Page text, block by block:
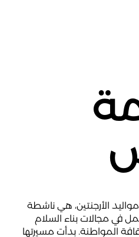
الأرجنتين، هي ناشطة
في مجالات بناء السلام
المواطنة. بدأت مسيرتها